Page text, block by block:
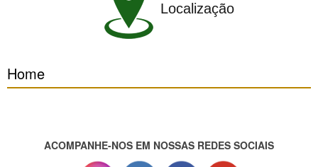
Localização
Home
ACOMPANHE-NOS EM NOSSAS REDES SOCIAIS